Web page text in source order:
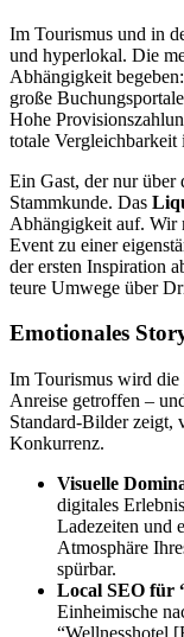
Im Tourismus und in
und hyperlokal. Die
Abhängigkeit
große
Hohe
totale Vergleichbarkeit
Ein Gast, der nur über
Stammkunde. Das
Abhängigkeit auf. Wir
Event zu einer
der ersten Inspiration
teure Umwege über
Emotionales
Im Tourismus wird
Anreise getroffen –
Standard-Bilder zeigt,
Konkurrenz.
Visuelle
digitales
Ladezeiten und
Atmosphäre
spürbar.
Local SEO für
Einheimische
“Wellnesshotel